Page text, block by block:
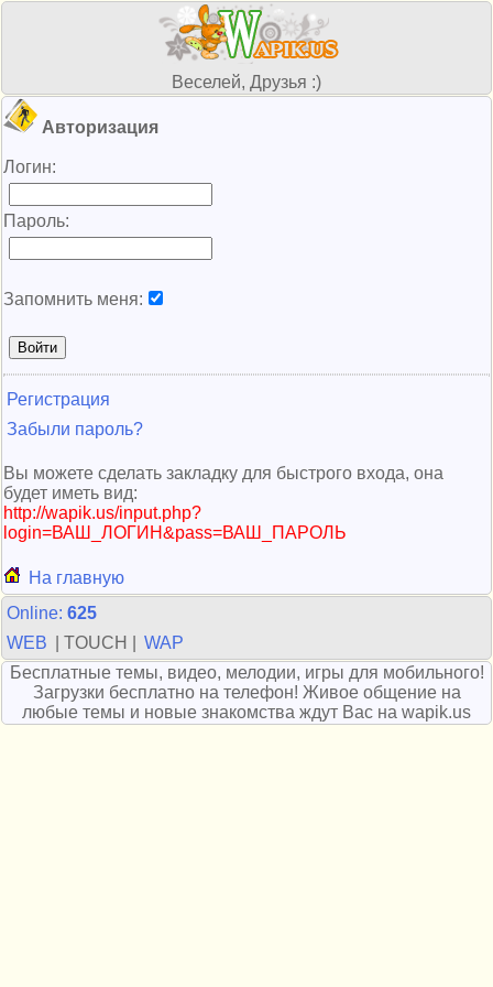
Веселей, Друзья :)
Авторизация
Логин:
Пароль:
Запомнить меня:
Регистрация
Забыли пароль?
Вы можете сделать закладку для быстрого входа, она
будет иметь вид:
http://wapik.us/input.php?
login=ВАШ_ЛОГИН&pass=ВАШ_ПАРОЛЬ
На главную
Online: 625
WEB
| TOUCH |
WAP
Бесплатные темы, видео, мелодии, игры для мобильного!
Загрузки бесплатно на телефон! Живое общение на
любые темы и новые знакомства ждут Вас на wapik.us